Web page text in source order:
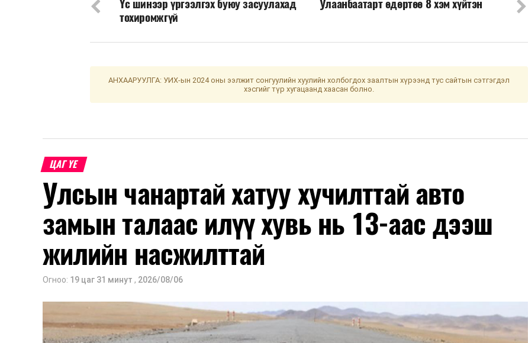
Улаанбаатарт өдөртөө 8 хэм хүйтэн
Үс шинээр үргээлгэх буюу засуулахад
тохиромжгүй
АНХААРУУЛГА: УИХ-ын 2024 оны ээлжит сонгуулийн хуулийн холбогдох заалтын хүрээнд тус сайтын сэтгэгдэл
хэсгийг түр хугацаанд хаасан болно.
ЦАГ ҮЕ
Улсын чанартай хатуу хучилттай авто
замын талаас илүү хувь нь 13-аас дээш
жилийн насжилттай
Огноо: 19 цаг 31 минут , 2026/08/06